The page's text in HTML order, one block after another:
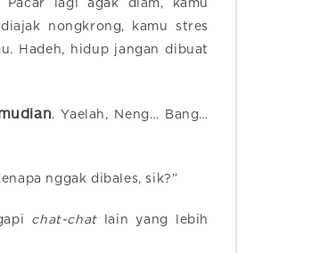
Pacar lagi agak diam, kamu
nongkrong, kamu stres
Hadeh, hidup jangan dibuat
. Yaelah, Neng… Bang…
nggak dibales, sik?”
chat-chatlain yang lebih